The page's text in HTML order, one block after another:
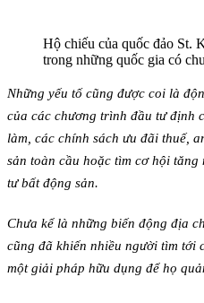
Hộ chiếu của quốc đảo St.
trong những quốc gia có
Những yếu tố cũng được coi là
của các chương trình đầu tư định
làm, các chính sách ưu đãi thuế,
sản toàn cầu hoặc tìm cơ hội
tư bất động sản.
Chưa kể là những biến động địa
cũng đã khiến nhiều người tìm tới
một giải pháp hữu dụng để họ